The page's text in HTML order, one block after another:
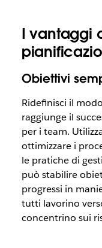
I vantaggi
Obiettivi
Ridefinisci il
raggiunge il
per i team.
ottimizzare i
le pratiche di
può stabilire
progressi in
tutti lavorino
concentrino sui